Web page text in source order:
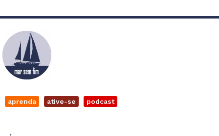
aprenda ative-se podcast